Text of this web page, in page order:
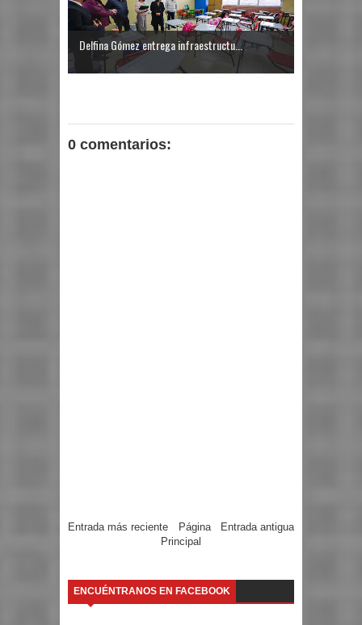
Delfina Gómez entrega infraestructu...
0 comentarios:
Entrada más reciente Entrada antigua
Página
Principal
ENCUÉNTRANOS EN FACEBOOK